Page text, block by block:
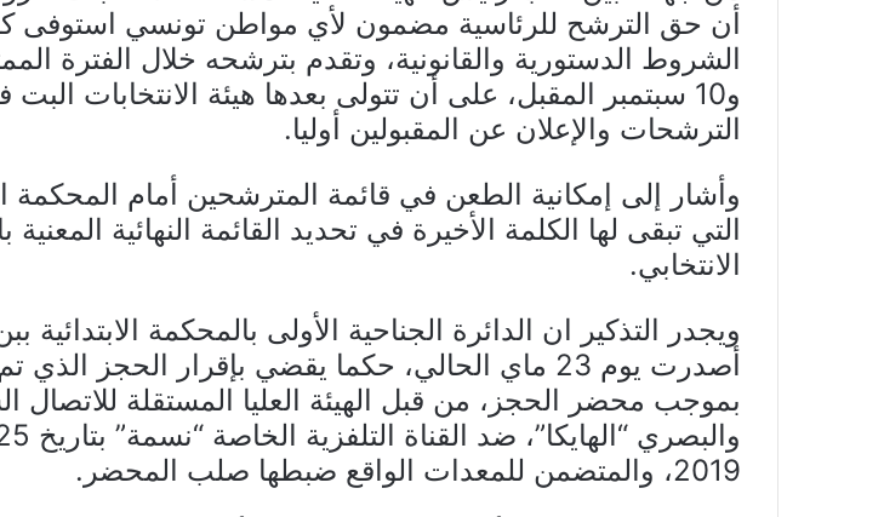
أن حق الترشح للرئاسية مضمون لأي مواطن تونسي استوفى
و10 سبتمبر المقبل، على أن تتولى بعدها هيئة الانتخابات
الترشحات والإعلان عن المقبولين أوليا.
وأشار إلى إمكانية الطعن في قائمة المترشحين أمام المحكمة
التي تبقى لها الكلمة الأخيرة في تحديد القائمة النهائية المعنية
الانتخابي.
ويجدر التذكير ان الدائرة الجناحية الأولى بالمحكمة الابتدائية
أصدرت يوم 23 ماي الحالي، حكما يقضي بإقرار الحجز الذي
بموجب محضر الحجز، من قبل الهيئة العليا المستقلة للاتصال
2019، والمتضمن للمعدات الواقع ضبطها صلب المحضر.